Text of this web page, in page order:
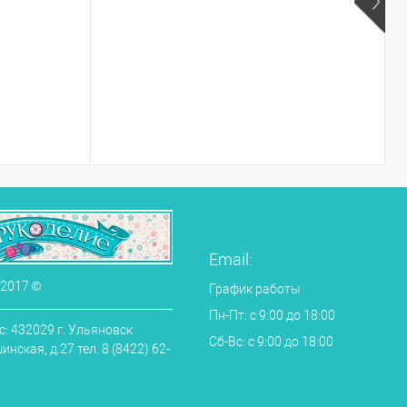
©
432029 г. Ульяновск
д.27 тел. 8 (8422) 62-
Email:
График работы
Пн-Пт: с 9:00 до 18:00
Сб-Вс: с 9:00 до 18:00